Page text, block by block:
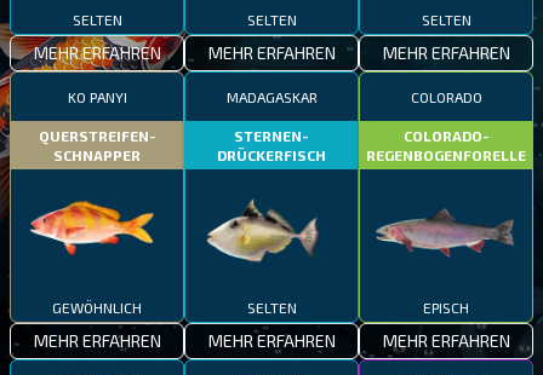
SELTEN
MEHR ERFAHREN
SELTEN
MEHR ERFAHREN
SELTEN
MEHR ERFAHREN
KO PANYI
QUERSTREIFEN-
SCHNAPPER
GEWÖHNLICH
MEHR ERFAHREN
MADAGASKAR
STERNEN-
DRÜCKERFISCH
SELTEN
MEHR ERFAHREN
COLORADO
COLORADO-
REGENBOGENFORELLE
EPISCH
MEHR ERFAHREN